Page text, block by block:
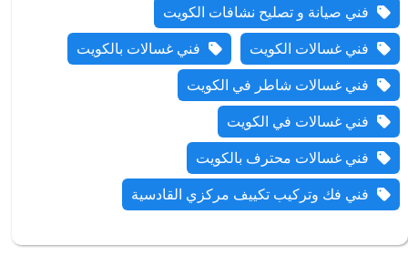
فني صيانة و تصليح نشافات الكويت
فني غسالات الكويت
فني غسالات بالكويت
فني غسالات شاطر في الكويت
فني غسالات في الكويت
فني غسالات محترف بالكويت
فني فك وتركيب تكييف مركزي القادسية